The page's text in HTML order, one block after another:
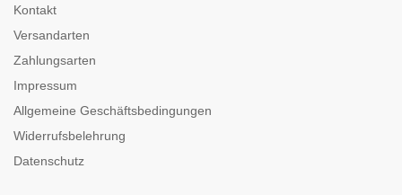
Kontakt
Versandarten
Zahlungsarten
Impressum
Allgemeine Geschäftsbedingungen
Widerrufsbelehrung
Datenschutz